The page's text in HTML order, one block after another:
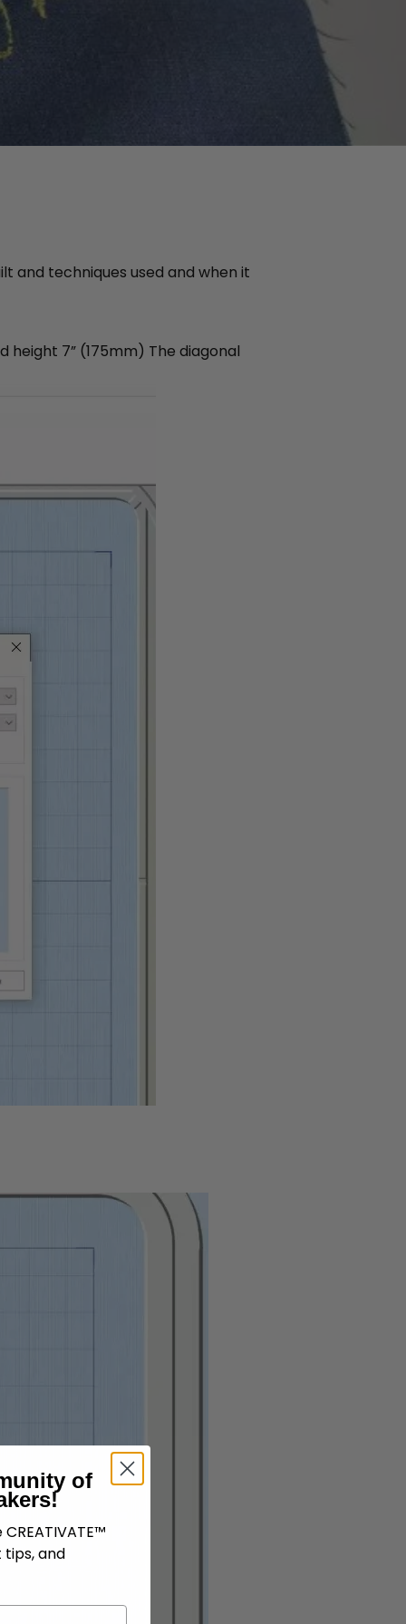
and techniques used and when it
7” (175mm) The diagonal
of
and